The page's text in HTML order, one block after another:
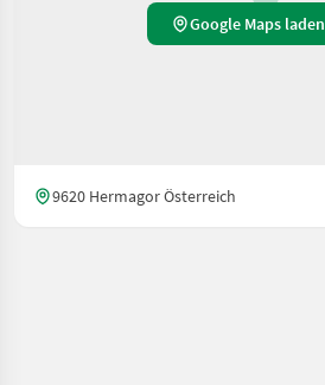
Google Maps laden
9620 Hermagor Österreich